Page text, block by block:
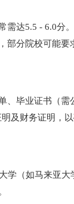
达5.5 - 6.0
分院校可能
毕业证书（
及财务证明，
（如马来亚